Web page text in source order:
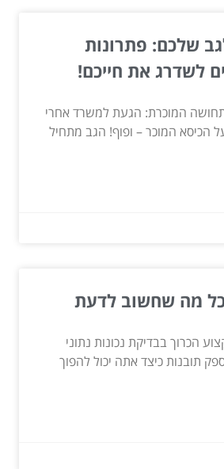
שלכם: פתרונות
לשדרג את חייכם!
המוכרת: הגעת למשרד אחרי
הכיסא המוכר – ופוף! הגב מתחיל
מה שחשוב לדעת
הכרוך בבדיקת נכונות נתוני
תובנות כיצד אתה יכול להפוך